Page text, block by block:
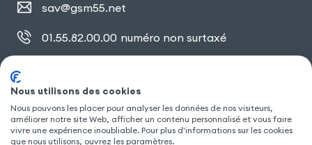
sav@gsm55.net
01.55.82.00.00 numéro non surtaxé
SUIVEZ NOUS
Nous utilisons des cookies
Nous pouvons les placer pour analyser les données de nos visiteurs,
améliorer notre site Web, afficher un contenu personnalisé et vous faire
vivre une expérience inoubliable. Pour plus d'informations sur les cookies
que nous utilisons, ouvrez les paramètres.